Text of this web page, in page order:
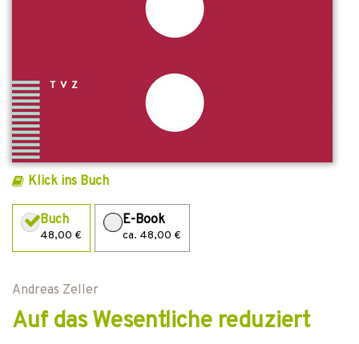
Klick ins Buch
Buch
48,00 €
E-Book
ca. 48,00 €
Andreas Zeller
Auf das Wesentliche reduziert